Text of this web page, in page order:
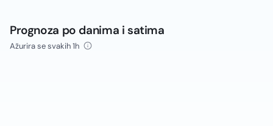
Prognoza po danima i satima
Ažurira se svakih 1h